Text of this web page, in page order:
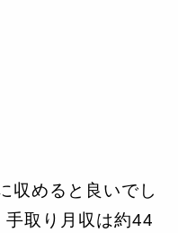
収めると良いでし
手取り月収は約44